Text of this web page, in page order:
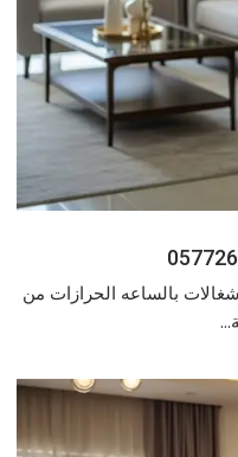
بالساعه الحرازات من